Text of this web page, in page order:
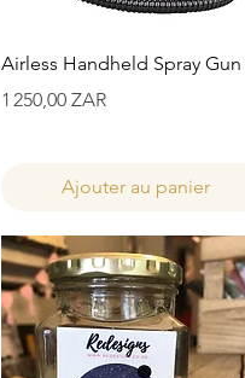
Aperçu rapide
Airless Handheld Spray Gun
Prix
1 250,00 ZAR
Ajouter au panier